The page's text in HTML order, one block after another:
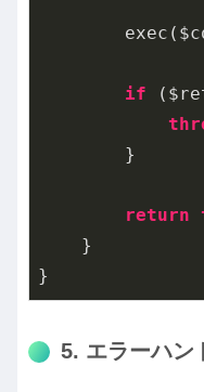
if
        }
return
    }
}
5. エラーハン